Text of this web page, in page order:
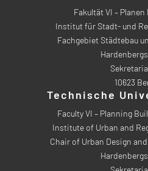
Fakultät VI –
Institut für Stadt- und
Fachgebiet Städtebau
10623
Technische
Faculty VI – Planning
Institute of Urban and
Chair of Urban Design